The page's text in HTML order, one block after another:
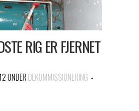
RIG ER FJERNET
UNDER DEKOMMISSIONERING